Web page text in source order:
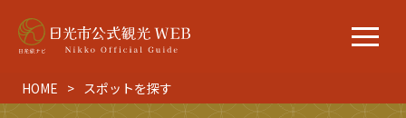
HOME スポットを探す